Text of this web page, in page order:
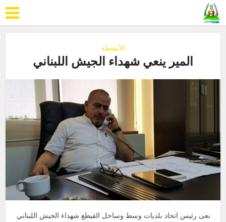
الأنشطة
المير ينعي شهداء الجيش اللبناني
نعى رئيس اتحاد بلديات وسط وساحل القيطع شهداء الجيش اللبناني